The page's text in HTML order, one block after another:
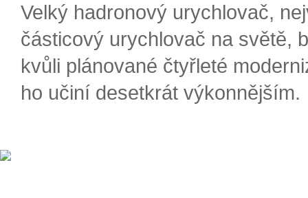
Velký hadronový urychlovač,
částicový urychlovač na světě,
kvůli plánované čtyřleté
ho učiní desetkrát výkonnějším.